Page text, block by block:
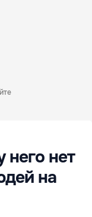
него нет
на